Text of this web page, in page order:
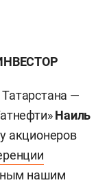
—
Наиль
акционеров
нашим